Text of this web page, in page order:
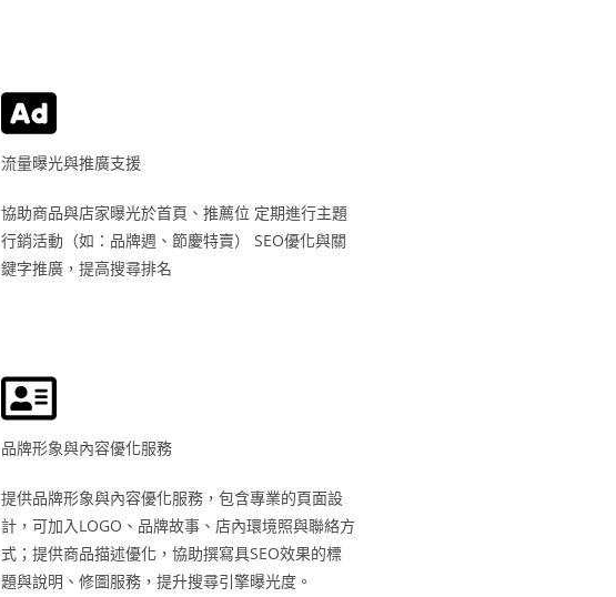
流量曝光與推廣支援
協助商品與店家曝光於首頁、推薦位 定期進行主題
行銷活動（如：品牌週、節慶特賣） SEO優化與關
鍵字推廣，提高搜尋排名
品牌形象與內容優化服務
提供品牌形象與內容優化服務，包含專業的頁面設
計，可加入LOGO、品牌故事、店內環境照與聯絡方
式；提供商品描述優化，協助撰寫具SEO效果的標
題與說明、修圖服務，提升搜尋引擎曝光度。